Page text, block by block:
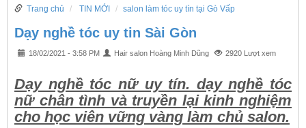
Trang chủ TIN MỚI salon làm tóc uy tín tại Gò Vấp
Dạy nghề tóc uy tin Sài Gòn
18/02/2021 - 3:58 PM Hair salon Hoàng Minh Dũng 2920 Lượt xem
Dạy nghề tóc nữ uy tín. dạy nghề tóc
nữ chân tình và truyền lại kinh nghiệm
cho học viên vững vàng làm chủ salon.